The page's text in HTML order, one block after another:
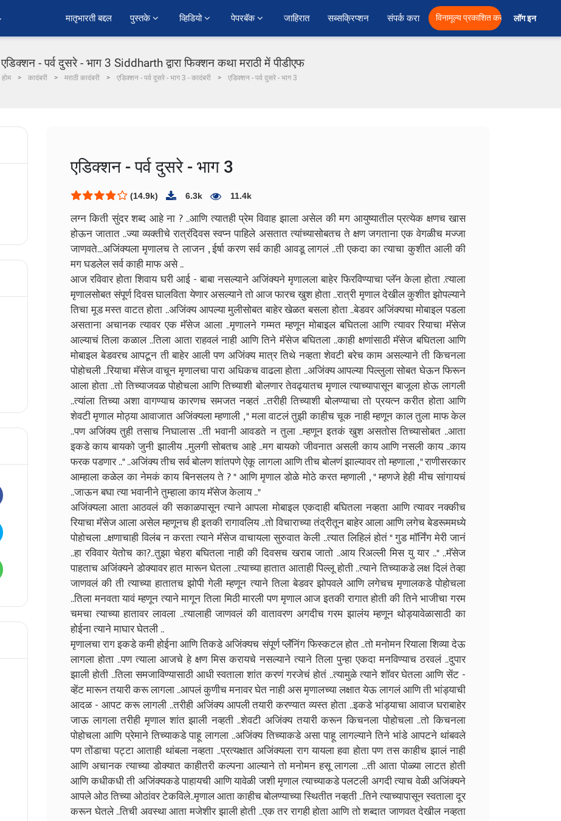
﻿मातृभारती बद्दल पुस्तके व्हिडियो पेपरबॅक जाहिरात सब्सक्रिप्शन संपर्क करा विनामूल्य प्रकाशित करा लॉग इन
एडिक्शन - पर्व दुसरे - भाग 3 Siddharth द्वारा फिक्शन कथा मराठी में पीडीएफ
होम कादंबरी मराठी कादंबरी एडिक्शन - पर्व दुसरे - भाग 3 - कादंबरी एडिक्शन - पर्व दुसरे - भाग 3
एडिक्शन - पर्व दुसरे - भाग 3
(14.9k) 6.3k 11.4k
लग्न किती सुंदर शब्द आहे ना ? ..आणि त्यातही प्रेम विवाह झाला असेल की मग आयुष्यातील प्रत्येक क्षणच खास
होऊन जातात ..ज्या व्यक्तीचे रात्रंदिवस स्वप्न पाहिले असतात त्यांच्यासोबतच ते क्षण जगताना एक वेगळीच मज्जा
जाणवते...अजिंक्यला मृणालच ते लाजन , ईर्षा करण सर्व काही आवडू लागलं ..ती एकदा का त्याचा कुशीत आली की
मग घडलेल सर्व काही माफ असे ..
आज रविवार होता शिवाय घरी आई - बाबा नसल्याने अजिंक्यने मृणालला बाहेर फिरविण्याचा प्लॅन केला होता .त्याला
मृणालसोबत संपूर्ण दिवस घालविता येणार असल्याने तो आज फारच खुश होता ..रात्री मृणाल देखील कुशीत झोपल्याने
तिचा मूड मस्त वाटत होता ..अजिंक्य आपल्या मुलीसोबत बाहेर खेळत बसला होता ..बेडवर अजिंक्यचा मोबाइल पडला
असताना अचानक त्यावर एक मॅसेज आला ..मृणालने गम्मत म्हणून मोबाइल बघितला आणि त्यावर रियाचा मॅसेज
आल्याचं तिला कळाल ..तिला आता राहवलं नाही आणि तिने मॅसेज बघितला ..काही क्षणांसाठी मॅसेज बघितला आणि
मोबाइल बेडवरच आपटून ती बाहेर आली पण अजिंक्य मात्र तिथे नव्हता शेवटी बरेच काम असल्याने ती किचनला
पोहोचली ..रियाचा मॅसेज वाचून मृणालचा पारा अधिकच वाढला होता ..अजिंक्य आपल्या पिल्लुला सोबत घेऊन फिरून
आला होता ..तो तिच्याजवळ पोहोचला आणि तिच्याशी बोलणार तेवढ्यातच मृणाल त्याच्यापासून बाजूला होऊ लागली
..त्यांला तिच्या अशा वागण्याच कारणच समजत नव्हतं ..तरीही तिच्याशी बोलण्याचा तो प्रयत्न करीत होता आणि
शेवटी मृणाल मोठ्या आवाजात अजिंक्यला म्हणाली , " मला वाटलं तुझी काहीच चूक नाही म्हणून काल तुला माफ केल
..पण अजिंक्य तुही तसाच निघालास ..ती भवानी आवडते न तुला ..म्हणून इतकं खुश असतोस तिच्यासोबत ..आता
इकडे काय बायको जुनी झालीय ..मुलगी सोबतच आहे ..मग बायको जीवनात असली काय आणि नसली काय ..काय
फरक पडणार .." ..अजिंक्य तीच सर्व बोलण शांतपणे ऐकू लागला आणि तीच बोलणं झाल्यावर तो म्हणाला , " राणीसरकार
आम्हाला कळेल का नेमकं काय बिनसलय ते ? " आणि मृणाल डोळे मोठे करत म्हणाली , " म्हणजे हेही मीच सांगायचं
..जाऊन बघा त्या भवानीने तुम्हाला काय मॅसेज केलाय .."
अजिंक्यला आता आठवलं की सकाळपासून त्याने आपला मोबाइल एकदाही बघितला नव्हता आणि त्यावर नक्कीच
रियाचा मॅसेज आला असेल म्हणूनच ही इतकी रागावलिय ..तो विचाराच्या तंद्रीतून बाहेर आला आणि लगेच बेडरूममध्ये
पोहोचला ..क्षणाचाही विलंब न करता त्याने मॅसेज वाचायला सुरुवात केली ..त्यात लिहिलं होतं " गुड मॉर्निंग मेरी जानं
..हा रविवार येतोच का?..तुझा चेहरा बघितला नाही की दिवसच खराब जातो ..आय रिअल्ली मिस यु यार .." ..मॅसेज
पाहताच अजिंक्यने डोक्यावर हात मारून घेतला ..त्याच्या हातात आताही पिल्लू होती ..त्याने तिच्याकडे लक्ष दिलं तेव्हा
जाणवलं की ती त्याच्या हातातच झोपी गेली म्हणून त्याने तिला बेडवर झोपवले आणि लगेचच मृणालकडे पोहोचला
..तिला मनवता यावं म्हणून त्याने मागून तिला मिठी मारली पण मृणाल आज इतकी रागात होती की तिने भाजीचा गरम
चमचा त्याच्या हातावर लावला ..त्यालाही जाणवलं की वातावरण अगदीच गरम झालंय म्हणून थोड्यावेळासाठी का
होईना त्याने माघार घेतली ..
मृणालचा राग इकडे कमी होईना आणि तिकडे अजिंक्यच संपूर्ण प्लॅंनिंग फिस्कटल होत ..तो मनोमन रियाला शिव्या देऊ
लागला होता ..पण त्याला आजचे हे क्षण मिस करायचे नसल्याने त्याने तिला पुन्हा एकदा मनविण्याच ठरवलं ..दुपार
झाली होती ..तिला समजाविण्यासाठी आधी स्वताला शांत करणं गरजेचं होतं ..त्यामुळे त्याने शॉवर घेतला आणि सेंट -
व्हेंट मारून तयारी करू लागला ..आपलं कुणीच मनावर घेत नाही अस मृणालच्या लक्षात येऊ लागलं आणि ती भांड्याची
आदळ - आपट करू लागली ..तरीही अजिंक्य आपली तयारी करण्यात व्यस्त होता ..इकडे भांड्याचा आवाज घराबाहेर
जाऊ लागला तरीही मृणाल शांत झाली नव्हती ..शेवटी अजिंक्य तयारी करून किचनला पोहोचला ..तो किचनला
पोहोचला आणि प्रेमाने तिच्याकडे पाहू लागला ..अजिंक्य तिच्याकडे असा पाहू लागल्याने तिने भांडे आपटने थांबवले
पण तोंडाचा पट्टा आताही थांबला नव्हता ..प्रत्यक्षात अजिंक्यला राग यायला हवा होता पण तस काहीच झालं नाही
आणि अचानक त्याच्या डोक्यात काहीतरी कल्पना आल्याने तो मनोमन हसू लागला ...ती आता पोळ्या लाटत होती
आणि कधीकधी ती अजिंक्यकडे पाहायची आणि यावेळी जशी मृणाल त्याच्याकडे पलटली अगदी त्याच वेळी अजिंक्यने
आपले ओठ तिच्या ओठांवर टेकविले..मृणाल आता काहीच बोलण्याच्या स्थितीत नव्हती ..तिने त्याच्यापासून स्वताला दूर
करून घेतले ..तिची अवस्था आता मजेशीर झाली होती ..एक तर रागही होता आणि तो शब्दात जाणवत देखील नव्हता